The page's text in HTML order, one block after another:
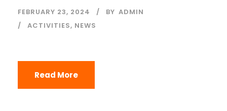
FEBRUARY 23, 2024 BY ADMIN
ACTIVITIES, NEWS
Read More